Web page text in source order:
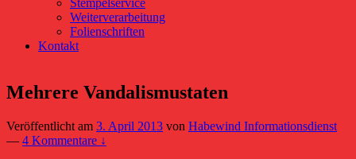
Stempelservice
Weiterverarbeitung
Folienschriften
Kontakt
Mehrere Vandalismustaten
Veröffentlicht am 3. April 2013 von Habewind Informationsdienst
— 4 Kommentare ↓